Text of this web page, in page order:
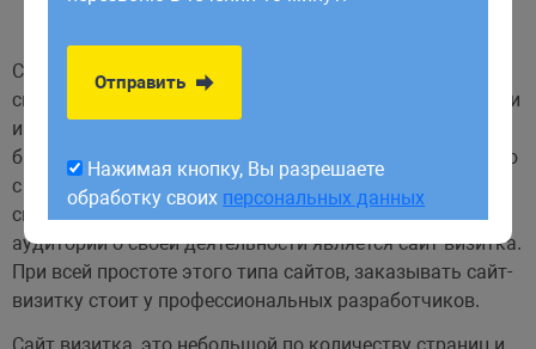
Современный человек проводит значительную часть
своего времени в интернете, независимо от профессии и
интересов. Поэтому представительство в Сети должно
быть у каждой компании, даже не связанной напрямую
с продажами товаров или услуг. Самым простым
способом рассказать многочисленной интернет-
аудитории о своей деятельности является сайт-визитка.
При всей простоте этого типа сайтов, заказывать сайт-
визитку стоит у профессиональных разработчиков.
обработку своихперсональных данных
Отправить
Нажимая кнопку, Вы разрешаете
обработку своих персональных данных